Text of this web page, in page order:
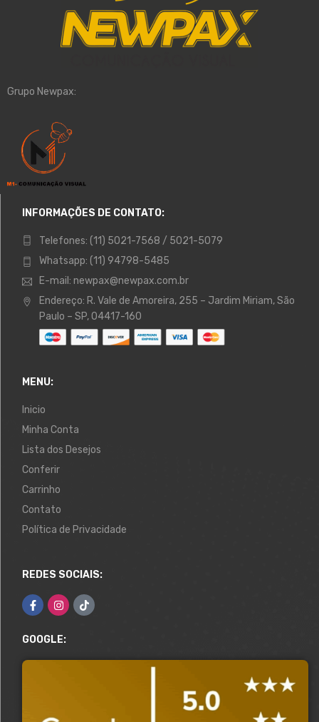
Grupo Newpax:
INFORMAÇÕES DE CONTATO:
Telefones: (11) 5021-7568 / 5021-5079
Whatsapp: (11) 94798-5485
E-mail: newpax@newpax.com.br
Endereço: R. Vale de Amoreira, 255 – Jardim Miriam, São
Paulo – SP, 04417-160
MENU:
Inicio
Minha Conta
Lista dos Desejos
Conferir
Carrinho
Contato
Política de Privacidade
REDES SOCIAIS:
GOOGLE: